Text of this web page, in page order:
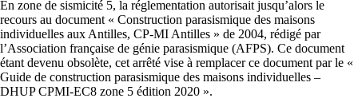
En zone de sismicité 5, la réglementation autorisait jusqu’alors le
recours au document « Construction parasismique des maisons
individuelles aux Antilles, CP-MI Antilles » de 2004, rédigé par
l’Association française de génie parasismique (AFPS). Ce document
étant devenu obsolète, cet arrêté vise à remplacer ce document par le «
Guide de construction parasismique des maisons individuelles –
DHUP CPMI-EC8 zone 5 édition 2020 ».